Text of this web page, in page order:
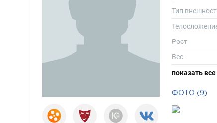
Тип
Рост
Вес
Размер
показать все
ФОТО (9)